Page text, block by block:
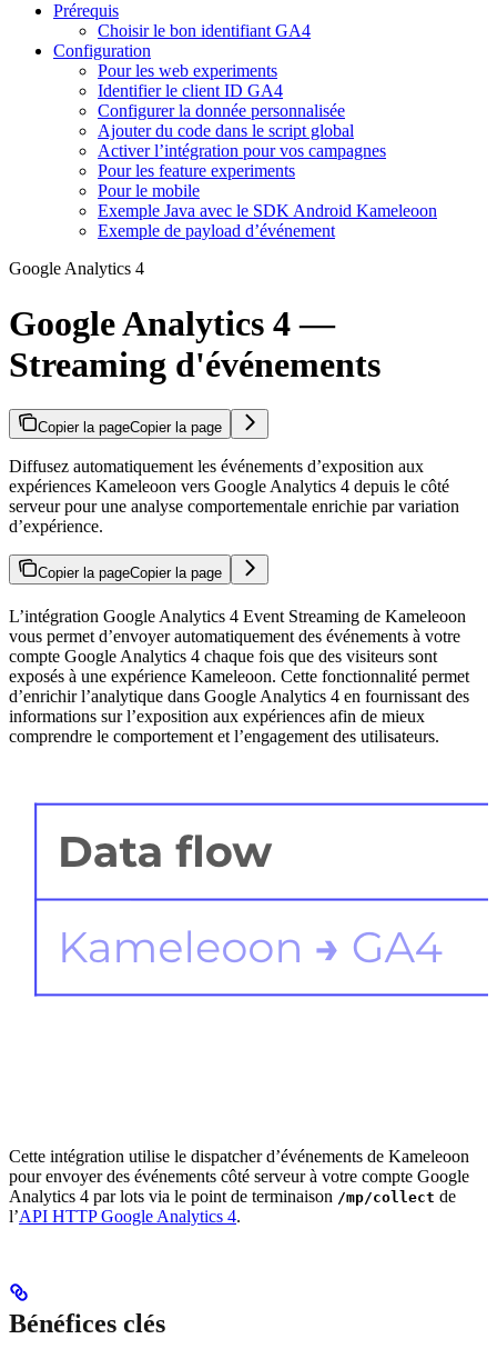
Prérequis
Choisir le bon identifiant GA4
Configuration
Pour les web experiments
Identifier le client ID GA4
Configurer la donnée personnalisée
Ajouter du code dans le script global
Activer l’intégration pour vos campagnes
Pour les feature experiments
Pour le mobile
Exemple Java avec le SDK Android Kameleoon
Exemple de payload d’événement
Google Analytics 4
Google Analytics 4 —
Streaming d'événements
Copier la pageCopier la page
Diffusez automatiquement les événements d’exposition aux
expériences Kameleoon vers Google Analytics 4 depuis le côté
serveur pour une analyse comportementale enrichie par variation
d’expérience.
Copier la pageCopier la page
L’intégration Google Analytics 4 Event Streaming de Kameleoon
vous permet d’envoyer automatiquement des événements à votre
compte Google Analytics 4 chaque fois que des visiteurs sont
exposés à une expérience Kameleoon. Cette fonctionnalité permet
d’enrichir l’analytique dans Google Analytics 4 en fournissant des
informations sur l’exposition aux expériences afin de mieux
comprendre le comportement et l’engagement des utilisateurs.
Cette intégration utilise le dispatcher d’événements de Kameleoon
pour envoyer des événements côté serveur à votre compte Google
Analytics 4 par lots via le point de terminaison /mp/collect de
l’API HTTP Google Analytics 4.
Bénéfices clés